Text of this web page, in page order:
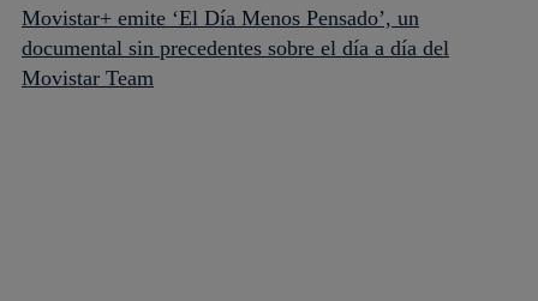
Movistar+ emite ‘El Día Menos Pensado’, un
documental sin precedentes sobre el día a día del
Movistar Team